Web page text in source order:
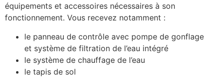
équipements et accessoires nécessaires à son
fonctionnement. Vous recevez notamment :
le panneau de contrôle avec pompe de gonflage
et système de filtration de l’eau intégré
le système de chauffage de l’eau
le tapis de sol